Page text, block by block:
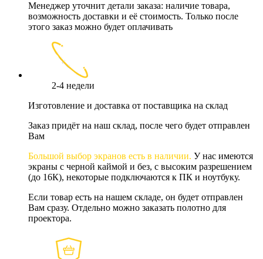
Менеджер уточнит детали заказа: наличие товара,
возможность доставки и её стоимость. Только после
этого заказ можно будет оплачивать
2-4 недели
Изготовление и доставка от поставщика на склад
Заказ придёт на наш склад, после чего будет отправлен
Вам
Большой выбор экранов есть в наличии. У нас имеются
экраны с черной каймой и без, с высоким разрешением
(до 16К), некоторые подключаются к ПК и ноутбуку.
Если товар есть на нашем складе, он будет отправлен
Вам сразу. Отдельно можно заказать полотно для
проектора.